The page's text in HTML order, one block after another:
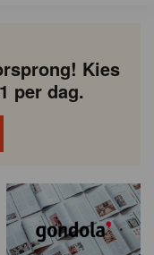
Kies
per dag.